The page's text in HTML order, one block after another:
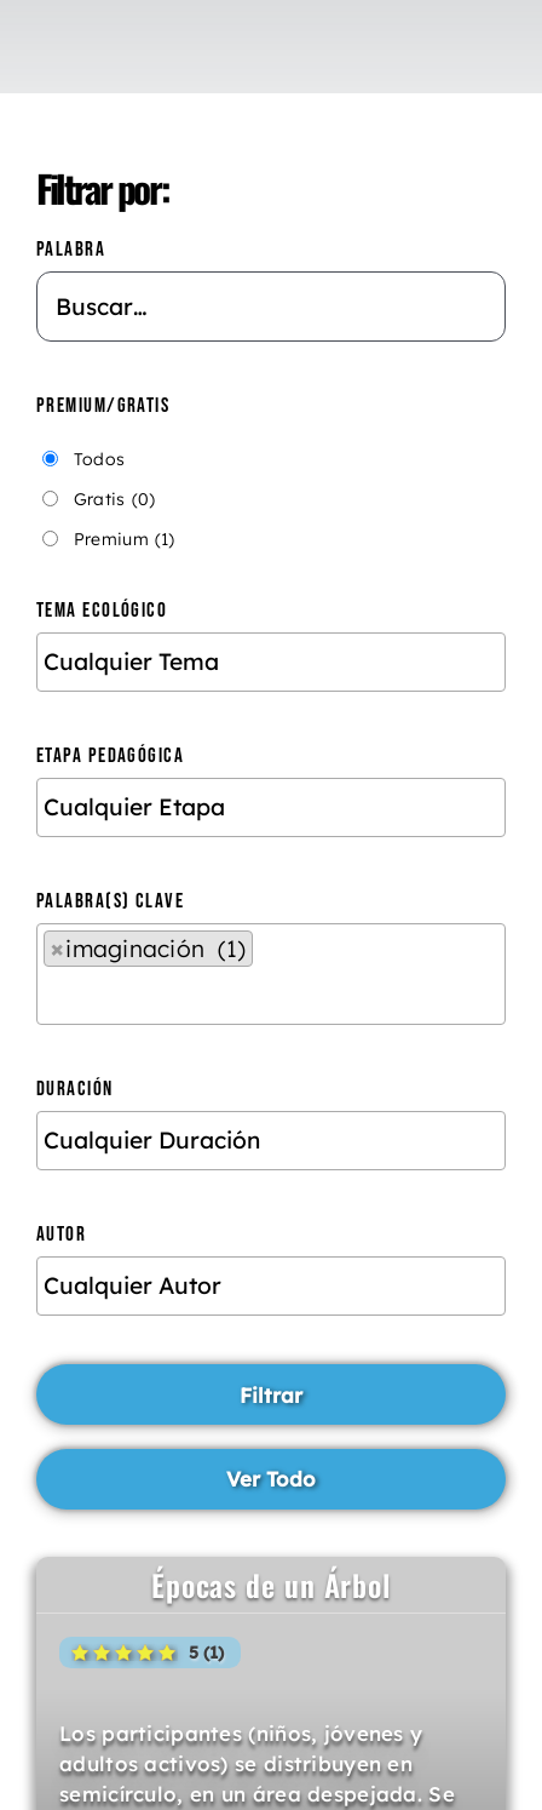
Filtrar por:
PALABRA
PREMIUM/GRATIS
Todos
Gratis (0)
Premium (1)
TEMA ECOLÓGICO
ETAPA PEDAGÓGICA
PALABRA(S) CLAVE
×imaginación (1)
DURACIÓN
AUTOR
Épocas de un Árbol
5 (1)
Los participantes (niños, jóvenes y
adultos activos) se distribuyen en
semicírculo, en un área despejada. Se